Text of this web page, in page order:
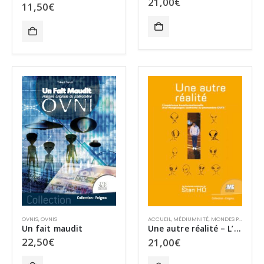
11,50€
OVNIS,OVNIS
Un fait maudit
22,50€
ACCUEIL, MÉDIUMNITÉ, MONDES PARALLÈLES
Une autre réalité – L’expérience transformationnelle d’un Hongkongais confronté au phénomène OVNI
21,00€